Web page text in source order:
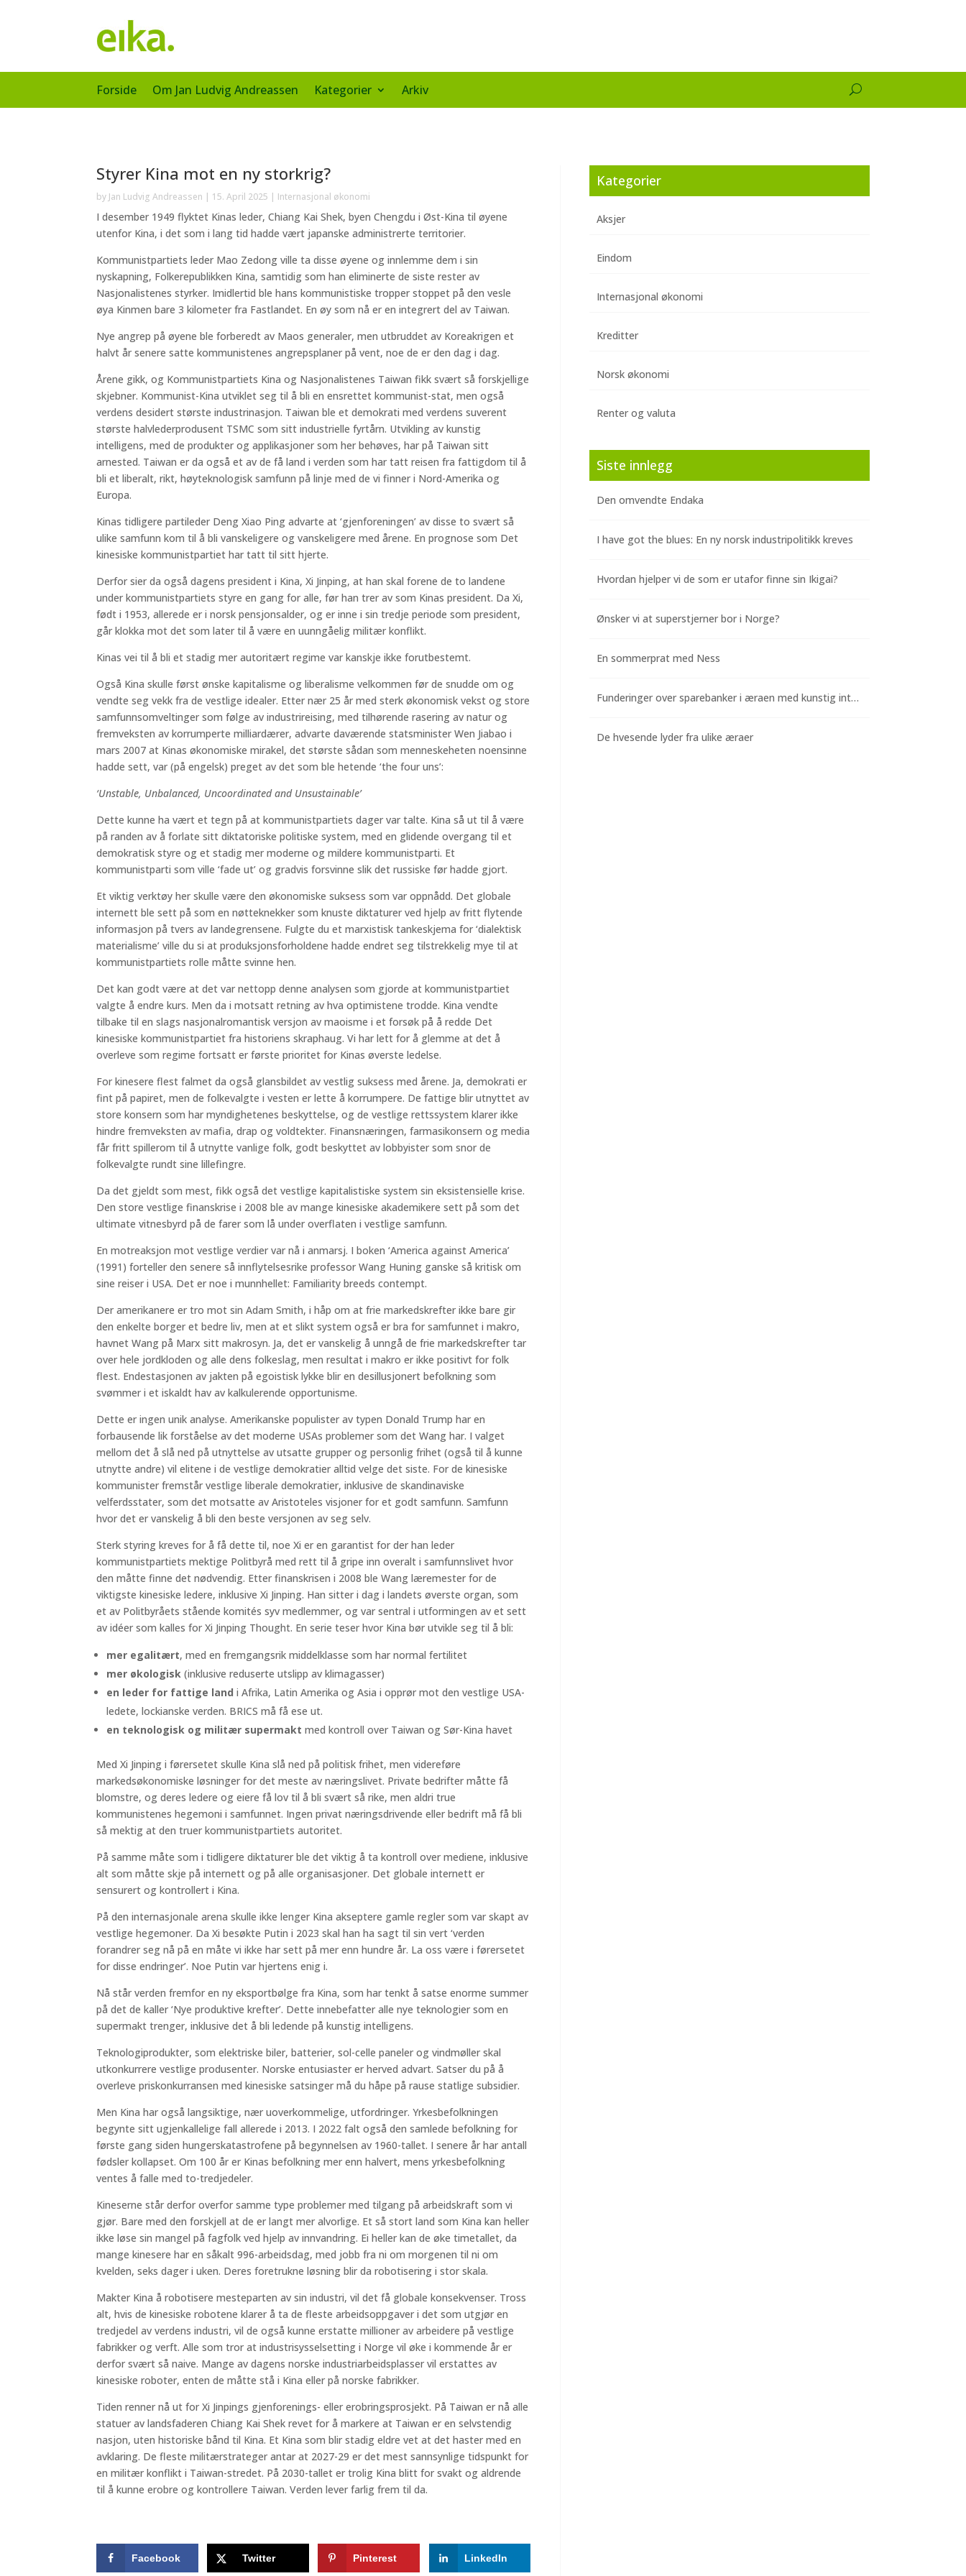
Forside Om Jan Ludvig Andreassen Kategorier Arkiv
Styrer Kina mot en ny storkrig?
by Jan Ludvig Andreassen | 15. April 2025 | Internasjonal økonomi
I desember 1949 flyktet Kinas leder, Chiang Kai Shek, byen Chengdu i Øst-Kina til øyene
utenfor Kina, i det som i lang tid hadde vært japanske administrerte territorier.
Kommunistpartiets leder Mao Zedong ville ta disse øyene og innlemme dem i sin
nyskapning, Folkerepublikken Kina, samtidig som han eliminerte de siste rester av
Nasjonalistenes styrker. Imidlertid ble hans kommunistiske tropper stoppet på den vesle
øya Kinmen bare 3 kilometer fra Fastlandet. En øy som nå er en integrert del av Taiwan.
Nye angrep på øyene ble forberedt av Maos generaler, men utbruddet av Koreakrigen et
halvt år senere satte kommunistenes angrepsplaner på vent, noe de er den dag i dag.
Årene gikk, og Kommunistpartiets Kina og Nasjonalistenes Taiwan fikk svært så forskjellige
skjebner. Kommunist-Kina utviklet seg til å bli en ensrettet kommunist-stat, men også
verdens desidert største industrinasjon. Taiwan ble et demokrati med verdens suverent
største halvlederprodusent TSMC som sitt industrielle fyrtårn. Utvikling av kunstig
intelligens, med de produkter og applikasjoner som her behøves, har på Taiwan sitt
arnested. Taiwan er da også et av de få land i verden som har tatt reisen fra fattigdom til å
bli et liberalt, rikt, høyteknologisk samfunn på linje med de vi finner i Nord-Amerika og
Europa.
Kinas tidligere partileder Deng Xiao Ping advarte at ‘gjenforeningen’ av disse to svært så
ulike samfunn kom til å bli vanskeligere og vanskeligere med årene. En prognose som Det
kinesiske kommunistpartiet har tatt til sitt hjerte.
Derfor sier da også dagens president i Kina, Xi Jinping, at han skal forene de to landene
under kommunistpartiets styre en gang for alle, før han trer av som Kinas president. Da Xi,
født i 1953, allerede er i norsk pensjonsalder, og er inne i sin tredje periode som president,
går klokka mot det som later til å være en uunngåelig militær konflikt.
Kinas vei til å bli et stadig mer autoritært regime var kanskje ikke forutbestemt.
Også Kina skulle først ønske kapitalisme og liberalisme velkommen før de snudde om og
vendte seg vekk fra de vestlige idealer. Etter nær 25 år med sterk økonomisk vekst og store
samfunnsomveltinger som følge av industrireising, med tilhørende rasering av natur og
fremveksten av korrumperte milliardærer, advarte daværende statsminister Wen Jiabao i
mars 2007 at Kinas økonomiske mirakel, det største sådan som menneskeheten noensinne
hadde sett, var (på engelsk) preget av det som ble hetende ‘the four uns’:
‘Unstable, Unbalanced, Uncoordinated and Unsustainable’
Dette kunne ha vært et tegn på at kommunistpartiets dager var talte. Kina så ut til å være
på randen av å forlate sitt diktatoriske politiske system, med en glidende overgang til et
demokratisk styre og et stadig mer moderne og mildere kommunistparti. Et
kommunistparti som ville ‘fade ut’ og gradvis forsvinne slik det russiske før hadde gjort.
Et viktig verktøy her skulle være den økonomiske suksess som var oppnådd. Det globale
internett ble sett på som en nøtteknekker som knuste diktaturer ved hjelp av fritt flytende
informasjon på tvers av landegrensene. Fulgte du et marxistisk tankeskjema for ‘dialektisk
materialisme’ ville du si at produksjonsforholdene hadde endret seg tilstrekkelig mye til at
kommunistpartiets rolle måtte svinne hen.
Det kan godt være at det var nettopp denne analysen som gjorde at kommunistpartiet
valgte å endre kurs. Men da i motsatt retning av hva optimistene trodde. Kina vendte
tilbake til en slags nasjonalromantisk versjon av maoisme i et forsøk på å redde Det
kinesiske kommunistpartiet fra historiens skraphaug. Vi har lett for å glemme at det å
overleve som regime fortsatt er første prioritet for Kinas øverste ledelse.
For kinesere flest falmet da også glansbildet av vestlig suksess med årene. Ja, demokrati er
fint på papiret, men de folkevalgte i vesten er lette å korrumpere. De fattige blir utnyttet av
store konsern som har myndighetenes beskyttelse, og de vestlige rettssystem klarer ikke
hindre fremveksten av mafia, drap og voldtekter. Finansnæringen, farmasikonsern og media
får fritt spillerom til å utnytte vanlige folk, godt beskyttet av lobbyister som snor de
folkevalgte rundt sine lillefingre.
Da det gjeldt som mest, fikk også det vestlige kapitalistiske system sin eksistensielle krise.
Den store vestlige finanskrise i 2008 ble av mange kinesiske akademikere sett på som det
ultimate vitnesbyrd på de farer som lå under overflaten i vestlige samfunn.
En motreaksjon mot vestlige verdier var nå i anmarsj. I boken ‘America against America’
(1991) forteller den senere så innflytelsesrike professor Wang Huning ganske så kritisk om
sine reiser i USA. Det er noe i munnhellet: Familiarity breeds contempt.
Der amerikanere er tro mot sin Adam Smith, i håp om at frie markedskrefter ikke bare gir
den enkelte borger et bedre liv, men at et slikt system også er bra for samfunnet i makro,
havnet Wang på Marx sitt makrosyn. Ja, det er vanskelig å unngå de frie markedskrefter tar
over hele jordkloden og alle dens folkeslag, men resultat i makro er ikke positivt for folk
flest. Endestasjonen av jakten på egoistisk lykke blir en desillusjonert befolkning som
svømmer i et iskaldt hav av kalkulerende opportunisme.
Dette er ingen unik analyse. Amerikanske populister av typen Donald Trump har en
forbausende lik forståelse av det moderne USAs problemer som det Wang har. I valget
mellom det å slå ned på utnyttelse av utsatte grupper og personlig frihet (også til å kunne
utnytte andre) vil elitene i de vestlige demokratier alltid velge det siste. For de kinesiske
kommunister fremstår vestlige liberale demokratier, inklusive de skandinaviske
velferdsstater, som det motsatte av Aristoteles visjoner for et godt samfunn. Samfunn
hvor det er vanskelig å bli den beste versjonen av seg selv.
Sterk styring kreves for å få dette til, noe Xi er en garantist for der han leder
kommunistpartiets mektige Politbyrå med rett til å gripe inn overalt i samfunnslivet hvor
den måtte finne det nødvendig. Etter finanskrisen i 2008 ble Wang læremester for de
viktigste kinesiske ledere, inklusive Xi Jinping. Han sitter i dag i landets øverste organ, som
et av Politbyråets stående komités syv medlemmer, og var sentral i utformingen av et sett
av idéer som kalles for Xi Jinping Thought. En serie teser hvor Kina bør utvikle seg til å bli:
mer egalitært, med en fremgangsrik middelklasse som har normal fertilitet
mer økologisk (inklusive reduserte utslipp av klimagasser)
en leder for fattige land i Afrika, Latin Amerika og Asia i opprør mot den vestlige USA-
ledete, lockianske verden. BRICS må få ese ut.
en teknologisk og militær supermaktmed kontroll over Taiwan og Sør-Kina havet
Med Xi Jinping i førersetet skulle Kina slå ned på politisk frihet, men videreføre
markedsøkonomiske løsninger for det meste av næringslivet. Private bedrifter måtte få
blomstre, og deres ledere og eiere få lov til å bli svært så rike, men aldri true
kommunistenes hegemoni i samfunnet. Ingen privat næringsdrivende eller bedrift må få bli
så mektig at den truer kommunistpartiets autoritet.
På samme måte som i tidligere diktaturer ble det viktig å ta kontroll over mediene, inklusive
alt som måtte skje på internett og på alle organisasjoner. Det globale internett er
sensurert og kontrollert i Kina.
På den internasjonale arena skulle ikke lenger Kina akseptere gamle regler som var skapt av
vestlige hegemoner. Da Xi besøkte Putin i 2023 skal han ha sagt til sin vert ‘verden
forandrer seg nå på en måte vi ikke har sett på mer enn hundre år. La oss være i førersetet
for disse endringer’. Noe Putin var hjertens enig i.
Nå står verden fremfor en ny eksportbølge fra Kina, som har tenkt å satse enorme summer
på det de kaller ‘Nye produktive krefter’. Dette innebefatter alle nye teknologier som en
supermakt trenger, inklusive det å bli ledende på kunstig intelligens.
Teknologiprodukter, som elektriske biler, batterier, sol-celle paneler og vindmøller skal
utkonkurrere vestlige produsenter. Norske entusiaster er herved advart. Satser du på å
overleve priskonkurransen med kinesiske satsinger må du håpe på rause statlige subsidier.
Men Kina har også langsiktige, nær uoverkommelige, utfordringer. Yrkesbefolkningen
begynte sitt ugjenkallelige fall allerede i 2013. I 2022 falt også den samlede befolkning for
første gang siden hungerskatastrofene på begynnelsen av 1960-tallet. I senere år har antall
fødsler kollapset. Om 100 år er Kinas befolkning mer enn halvert, mens yrkesbefolkning
ventes å falle med to-tredjedeler.
Kineserne står derfor overfor samme type problemer med tilgang på arbeidskraft som vi
gjør. Bare med den forskjell at de er langt mer alvorlige. Et så stort land som Kina kan heller
ikke løse sin mangel på fagfolk ved hjelp av innvandring. Ei heller kan de øke timetallet, da
mange kinesere har en såkalt 996-arbeidsdag, med jobb fra ni om morgenen til ni om
kvelden, seks dager i uken. Deres foretrukne løsning blir da robotisering i stor skala.
Makter Kina å robotisere mesteparten av sin industri, vil det få globale konsekvenser. Tross
alt, hvis de kinesiske robotene klarer å ta de fleste arbeidsoppgaver i det som utgjør en
tredjedel av verdens industri, vil de også kunne erstatte millioner av arbeidere på vestlige
fabrikker og verft. Alle som tror at industrisysselsetting i Norge vil øke i kommende år er
derfor svært så naive. Mange av dagens norske industriarbeidsplasser vil erstattes av
kinesiske roboter, enten de måtte stå i Kina eller på norske fabrikker.
Tiden renner nå ut for Xi Jinpings gjenforenings- eller erobringsprosjekt. På Taiwan er nå alle
statuer av landsfaderen Chiang Kai Shek revet for å markere at Taiwan er en selvstendig
nasjon, uten historiske bånd til Kina. Et Kina som blir stadig eldre vet at det haster med en
avklaring. De fleste militærstrateger antar at 2027-29 er det mest sannsynlige tidspunkt for
en militær konflikt i Taiwan-stredet. På 2030-tallet er trolig Kina blitt for svakt og aldrende
til å kunne erobre og kontrollere Taiwan. Verden lever farlig frem til da.
Facebook Twitter Pinterest LinkedIn
Kategorier
Aksjer
Eindom
Internasjonal økonomi
Kreditter
Norsk økonomi
Renter og valuta
Siste innlegg
Den omvendte Endaka
I have got the blues: En ny norsk industripolitikk kreves
Hvordan hjelper vi de som er utafor finne sin Ikigai?
Ønsker vi at superstjerner bor i Norge?
En sommerprat med Ness
Funderinger over sparebanker i æraen med kunstig intelligens
De hvesende lyder fra ulike æraer